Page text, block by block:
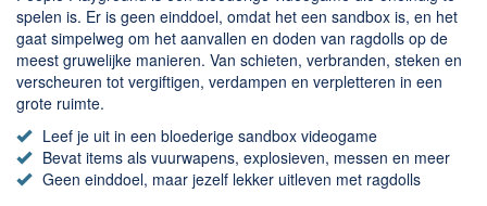
Tekst en Administratie
Overige
Algemeen
Chatten en bellen
Dating apps
spelen is. Er is geen einddoel, omdat het een sandbox is, en het
gaat simpelweg om het aanvallen en doden van ragdolls op de
meest gruwelijke manieren. Van schieten, verbranden, steken en
verscheuren tot vergiftigen, verdampen en verpletteren in een
grote ruimte.
Leef je uit in een bloederige sandbox videogame
Bevat items als vuurwapens, explosieven, messen en meer
Geen einddoel, maar jezelf lekker uitleven met ragdolls